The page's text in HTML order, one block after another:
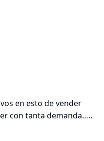
en esto de vender
con tanta demanda…..